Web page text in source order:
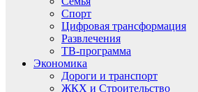
Спорт
Цифровая трансформация
Развлечения
ТВ-программа
Экономика
Дороги и транспорт
ЖКХ и Строительство